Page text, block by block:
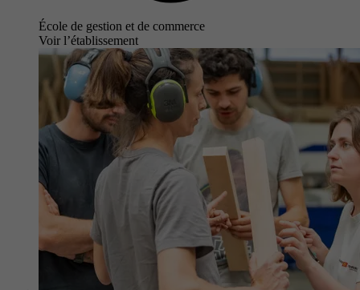
École de gestion et de commerce
Voir l’établissement